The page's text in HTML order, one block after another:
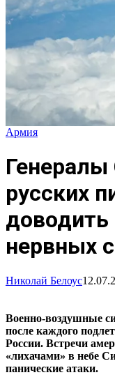
Армия
русских
доводить
нервных
Николай Белоус
Военно-воздушные
после каждого
России. Встречи
«лихачами» в небе
панические атаки.